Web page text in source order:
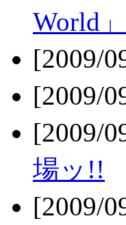
World
[2009/
[2009/
[2009/
場ッ!!
[2009/